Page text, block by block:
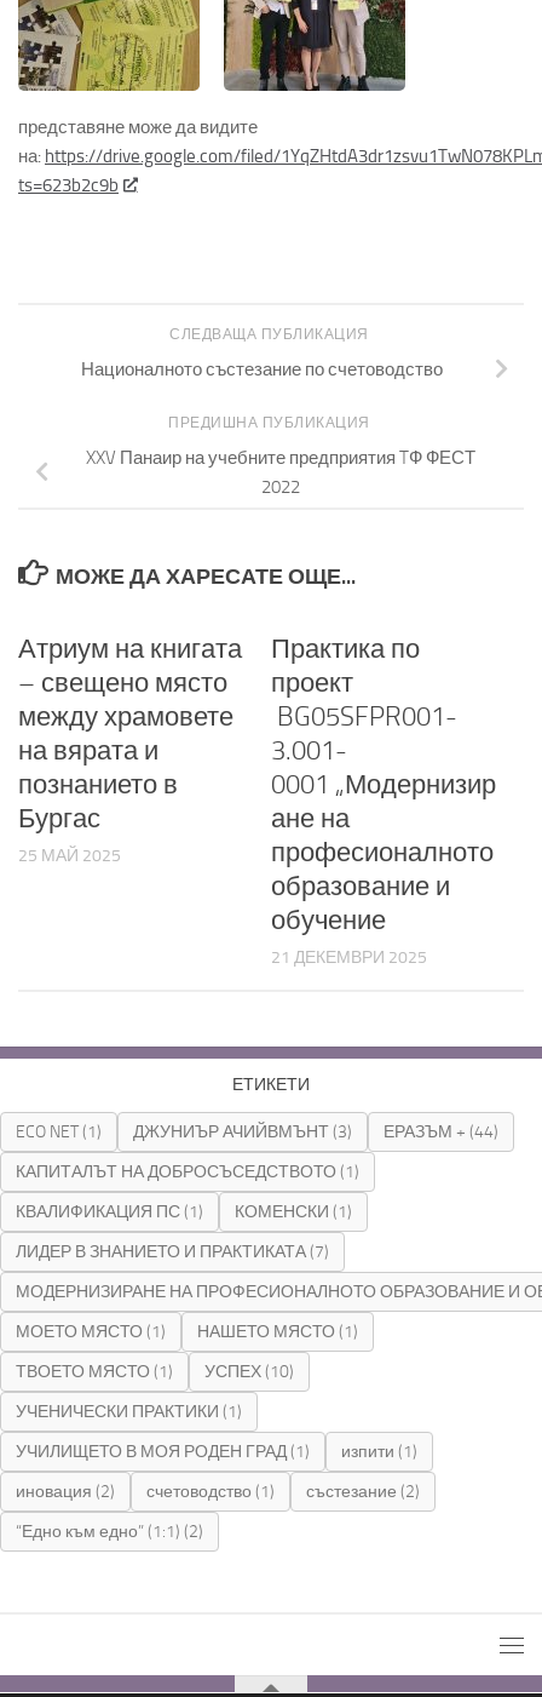
представяне може да видите
на: https://drive.google.com/filed/
ts=623b2c9b
СЛЕДВАЩА ПУБЛИКАЦИЯ
Националното състезание по счетоводство
ПРЕДИШНА ПУБЛИКАЦИЯ
XXV Панаир на учебните предприятия TФ ФЕСТ
2022
МОЖЕ ДА ХАРЕСАТЕ ОЩЕ...
Атриум на книгата
– свещено място
между храмовете
на вярата и
познанието в
Бургас
25 МАЙ 2025
Практика по
проект
BG05SFPR001-
3.001-
0001 „Модернизир
ане на
професионалното
образование и
обучение
21 ДЕКЕМВРИ 2025
ЕТИКЕТИ
ECO NET(1) ДЖУНИЪР АЧИЙВМЪНТ(3) ЕРАЗЪМ + (44)
КАПИТАЛЪТ НА ДОБРОСЪСЕДСТВОТО (1)
КВАЛИФИКАЦИЯ ПС(1) КОМЕНСКИ (1)
ЛИДЕР В ЗНАНИЕТО И ПРАКТИКАТА(7)
МОДЕРНИЗИРАНЕ НА ПРОФЕСИОНАЛНОТО ОБРАЗОВАНИЕ И
МОЕТО МЯСТО (1) НАШЕТО МЯСТО (1)
ТВОЕТО МЯСТО (1) УСПЕХ(10)
УЧЕНИЧЕСКИ ПРАКТИКИ (1)
УЧИЛИЩЕТО В МОЯ РОДЕН ГРАД(1) изпити (1)
иновация (2) счетоводство (1) състезание (2)
“Едно към едно” (1:1) (2)